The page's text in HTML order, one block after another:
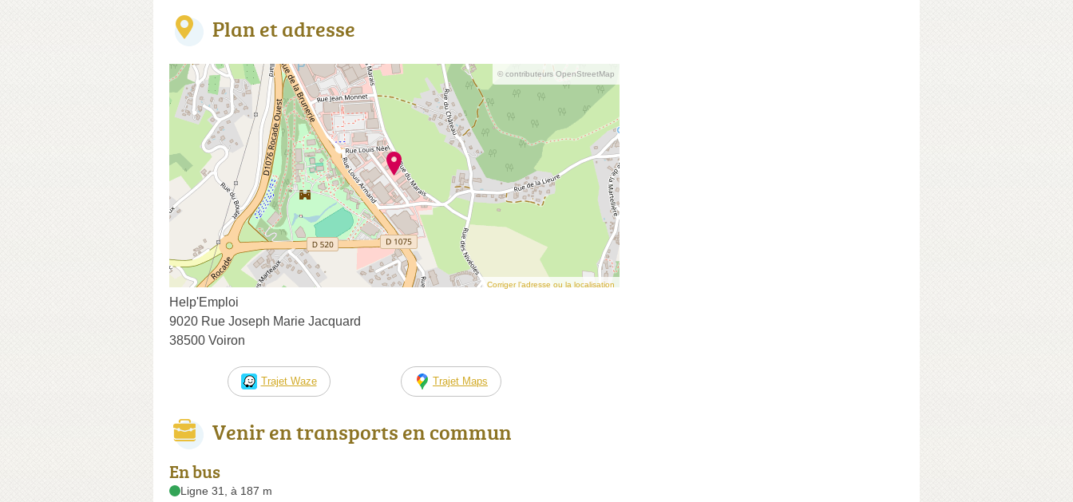
Plan et adresse
© contributeurs OpenStreetMap
Corriger l’adresse ou la localisation
Help'Emploi
9020 Rue Joseph Marie Jacquard
38500 Voiron
Trajet Waze Trajet Maps
Venir en transports en commun
En bus
Ligne 31, à 187 m